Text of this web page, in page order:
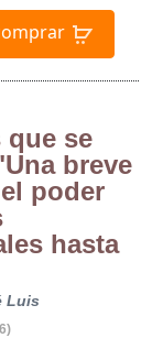
que se
breve
poder
hasta
Luis